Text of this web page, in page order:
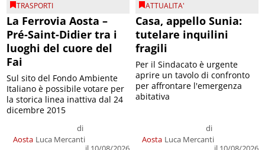
TRASPORTI
La Ferrovia Aosta –
Pré-Saint-Didier tra i
luoghi del cuore del
Fai
Aosta
di
Luca Mercanti
Sul sito del Fondo Ambiente
Italiano è possibile votare per
la storica linea inattiva dal 24
dicembre 2015
ATTUALITA'
Casa, appello Sunia:
tutelare inquilini
fragili
Aosta
di
Luca Mercanti
Per il Sindacato è urgente
aprire un tavolo di confronto
per affrontare l'emergenza
abitativa